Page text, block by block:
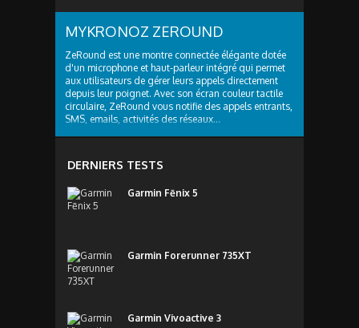
MYKRONOZ ZEROUND
ZeRound est une montre connectée élégante dotée
d'un microphone et haut-parleur intégré qui permet
aux utilisateurs de gérer leurs appels directement
depuis leur poignet. Avec son écran couleur tactile
circulaire, ZeRound vous notifie des appels entrants,
SMS, emails, activités des réseaux...
DERNIERS TESTS
Garmin Fēnix 5
Garmin Forerunner 735XT
Garmin Vivoactive 3